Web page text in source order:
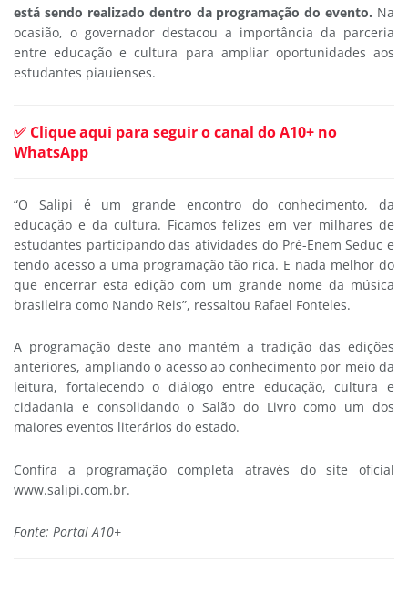
está sendo realizado dentro da programação do evento. Na
ocasião, o governador destacou a importância da parceria
entre educação e cultura para ampliar oportunidades aos
estudantes piauienses.
✅ Clique aqui para seguir o canal do A10+ no
WhatsApp
“O Salipi é um grande encontro do conhecimento, da
educação e da cultura. Ficamos felizes em ver milhares de
estudantes participando das atividades do Pré-Enem Seduc e
tendo acesso a uma programação tão rica. E nada melhor do
que encerrar esta edição com um grande nome da música
brasileira como Nando Reis”, ressaltou Rafael Fonteles.
A programação deste ano mantém a tradição das edições
anteriores, ampliando o acesso ao conhecimento por meio da
leitura, fortalecendo o diálogo entre educação, cultura e
cidadania e consolidando o Salão do Livro como um dos
maiores eventos literários do estado.
Confira a programação completa através do site oficial
www.salipi.com.br.
Fonte: Portal A10+